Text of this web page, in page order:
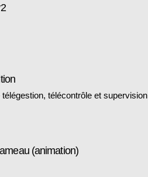
télécontrôle et supervision
(animation)